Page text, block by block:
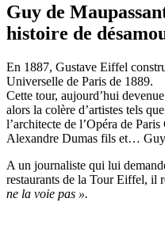
Guy de
histoire de
En 1887, Gustave Eiffel
Universelle de Paris de 1889.
Cette tour, aujourd’hui
alors la colère d’artistes tels
l’architecte de l’Opéra de
Alexandre Dumas fils et… Guy
A un journaliste qui lui
restaurants de la Tour Eiffel, il
ne la voie pas ».